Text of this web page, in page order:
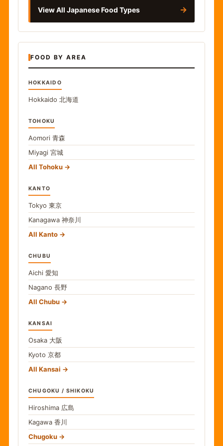
View All Japanese Food Types →
FOOD BY AREA
HOKKAIDO
Hokkaido 北海道
TOHOKU
Aomori 青森
Miyagi 宮城
All Tohoku
KANTO
Tokyo 東京
Kanagawa 神奈川
All Kanto
CHUBU
Aichi 愛知
Nagano 長野
All Chubu
KANSAI
Osaka 大阪
Kyoto 京都
All Kansai
CHUGOKU / SHIKOKU
Hiroshima 広島
Kagawa 香川
Chugoku